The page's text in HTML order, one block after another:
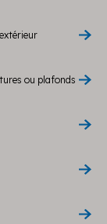
ou plafonds